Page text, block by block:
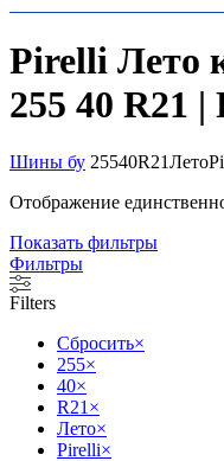
Pirelli Лето
255 40 R21
Шины бу 25540R21Лето
Отображение
Показать фильтры
Фильтры
Filters
Сбросить×
255×
40×
R21 ×
Лето×
Pirelli×